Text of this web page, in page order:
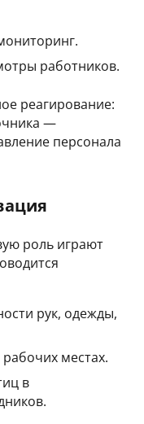
работников.
реагирование:
—
персонала
роль играют
рук, одежды,
местах.
в